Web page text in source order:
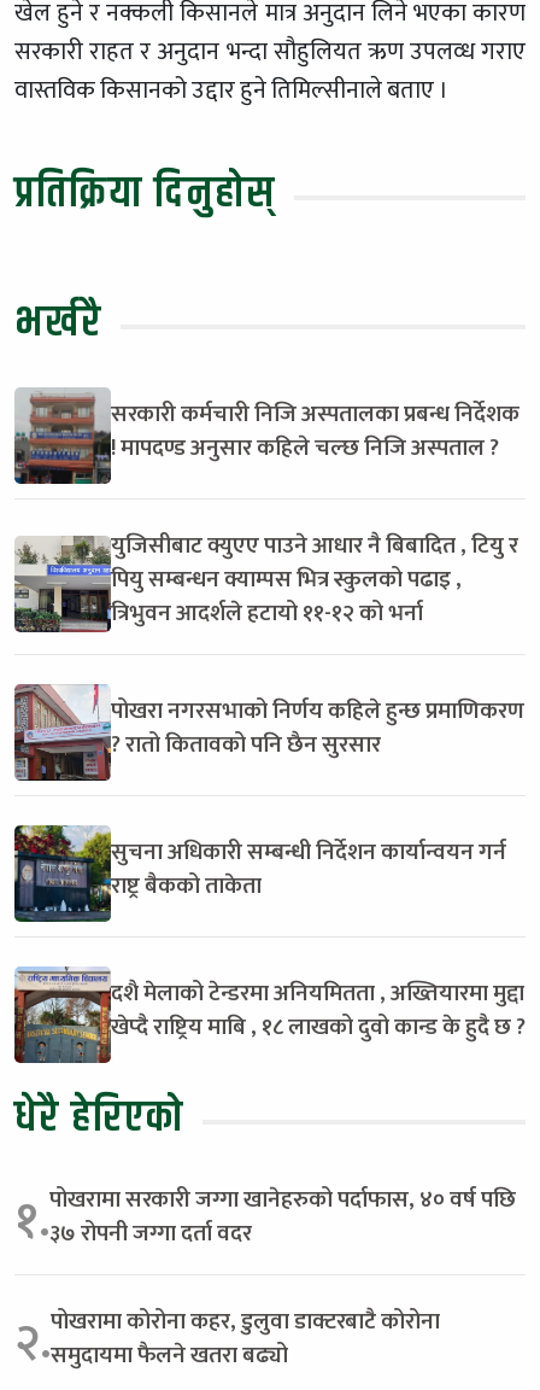
खेल हुने र नक्कली किसानले मात्र अनुदान लिने भएका कारण
सरकारी राहत र अनुदान भन्दा सौहुलियत ऋण उपलव्ध गराए
वास्तविक किसानको उद्दार हुने तिमिल्सीनाले बताए ।
प्रतिक्रिया दिनुहोस्
भर्खरै
सरकारी कर्मचारी निजि अस्पतालका प्रबन्ध निर्देशक
! मापदण्ड अनुसार कहिले चल्छ निजि अस्पताल ?
युजिसीबाट क्युएए पाउने आधार नै बिबादित , टियु र
पियु सम्बन्धन क्याम्पस भित्र स्कुलको पढाइ ,
त्रिभुवन आदर्शले हटायो ११-१२ को भर्ना
पोखरा नगरसभाको निर्णय कहिले हुन्छ प्रमाणिकरण
? रातो कितावको पनि छैन सुरसार
सुचना अधिकारी सम्बन्धी निर्देशन कार्यान्वयन गर्न
राष्ट्र बैकको ताकेता
दशै मेलाको टेन्डरमा अनियमितता , अख्तियारमा मुद्दा
खेप्दै राष्ट्रिय माबि , १८ लाखको दुवो कान्ड के हुदै छ ?
धेरै हेरिएको
१.पोखरामा सरकारी जग्गा खानेहरुको पर्दाफास, ४० वर्ष पछि
३७ रोपनी जग्गा दर्ता वदर
२.पोखरामा कोरोना कहर, डुलुवा डाक्टरबाटै कोरोना
समुदायमा फैलने खतरा बढ्यो